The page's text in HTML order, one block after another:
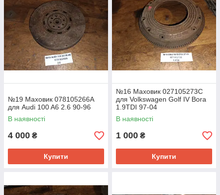
№19 Маховик 078105266A
для Audi 100 A6 2.6 90-96
В наявності
4 000 ₴
Купити
№16 Маховик 027105273C
для Volkswagen Golf IV Bora
1.9TDI 97-04
В наявності
1 000 ₴
Купити